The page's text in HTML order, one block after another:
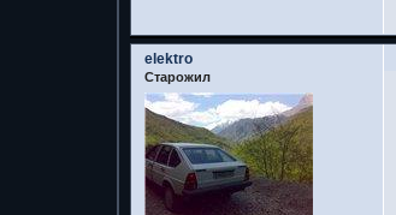
elektro
Старожил